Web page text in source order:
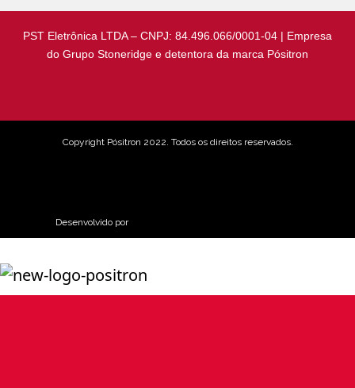
PST Eletrônica LTDA – CNPJ: 84.496.066/0001-04 | Empresa
do Grupo Stoneridge e detentora da marca Pósitron
Copyright Pósitron 2022. Todos os direitos reservados.
Desenvolvido por